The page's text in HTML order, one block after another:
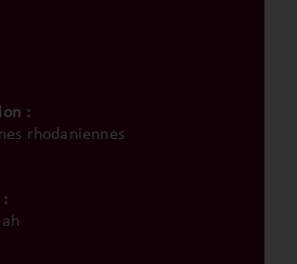
:
rhodaniennes
: